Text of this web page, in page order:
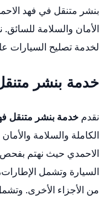
بنشر متنقل في فهد
الأمان والسلامة
لخدمة تصليح السيارات
خدمة بنشر
نقدم خدمة بنشر متنقل
الكاملة والسلامة
الاحمدي حيث نهتم بفحص
السيارة وتشمل
من الأجزاء الأخرى.